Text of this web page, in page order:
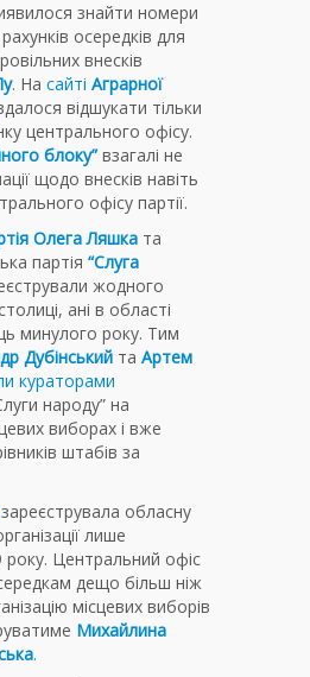
знайти номери
осередків для
внесків
. На сайті Аграрної
відшукати тільки
центрального офісу.
блоку” взагалі не
щодо внесків навіть
офісу партії.
Олега Ляшка та
партія “Слуга
жодного
ані в області
минулого року. Тим
Дубінський та Артем
кураторами
народу” на
виборах і вже
штабів за
зареєструвала обласну
лише
року. Центральний офіс
дещо більш ніж
місцевих виборів
Михайлина
.